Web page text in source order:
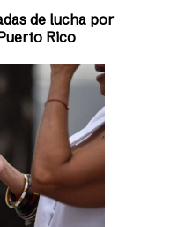
de lucha por
Rico